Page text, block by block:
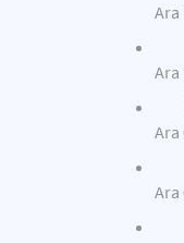
Ara
Ara
Ara
Ara